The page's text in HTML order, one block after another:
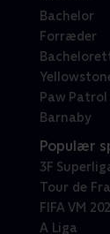
Bachelor
Forræder
Paw Patrol
Barnaby
Populær
3F
Tour de
FIFA VM
A Liga